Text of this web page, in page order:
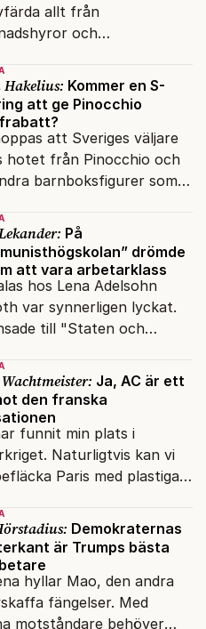
allt från
och
Hakelius: Kommer en S-
att ge Pinocchio
att Sveriges väljare
hotet från Pinocchio och
barnboksfigurer som
På
drömde
att vara arbetarklass
hos Lena Adelsohn
var synnerligen lyckat.
till "Staten och
Ja, AC är ett
den franska
funnit min plats i
Naturligtvis kan vi
Paris med plastiga
Demokraternas
är Trumps bästa
hyllar Mao, den andra
fängelser. Med
motståndare behöver